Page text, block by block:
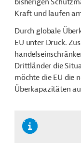
bisherigen
Kraft und laufen
Durch globale
EU unter Druck.
Drittländer die
möchte die EU die
Überkapazitäten